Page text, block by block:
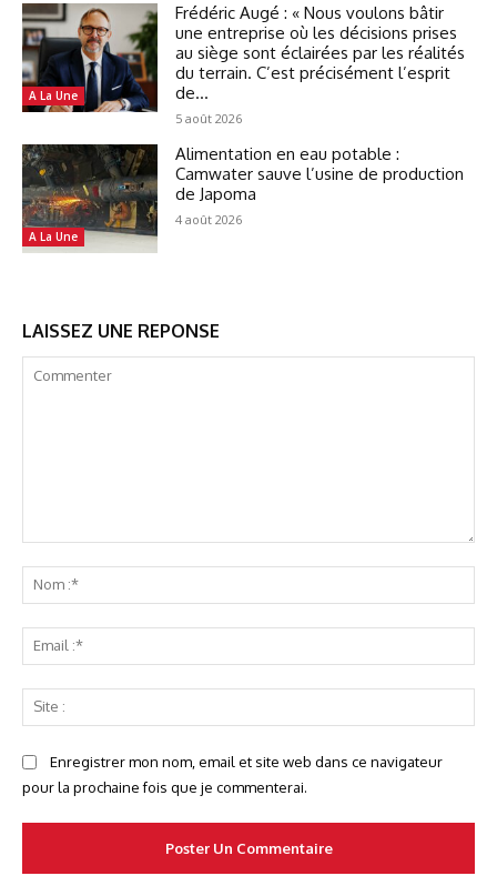
A La Une
Frédéric Augé : « Nous voulons bâtir
une entreprise où les décisions prises
au siège sont éclairées par les réalités
du terrain. C’est précisément l’esprit
de...
5 août 2026
A La Une
Alimentation en eau potable :
Camwater sauve l’usine de production
de Japoma
4 août 2026
LAISSEZ UNE REPONSE
:*
:*
:
Enregistrer mon nom, email et site web dans ce navigateur
pour la prochaine fois que je commenterai.